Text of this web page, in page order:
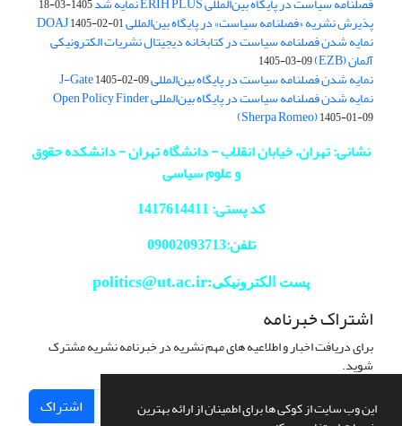
این وب سایت از کوکی ها برای اطمینان از ارائه بهترین
1405-03-18
پذیرش نشریه «فصلنامه سیاست» در پایگاه بین‌المللی DOAJ1405-02-01
نمایه شدن فصلنامه سیاست در کتابخانه دیجیتال نشریات الکترونیکی
آلمان (EZB) 1405-03-09
نمایه شدن فصلنامه سیاست در پایگاه بین‌المللی J-Gate1405-02-09
نمایه شدن فصلنامه سیاست در پایگاه بین‌المللی Open Policy Finder
(Sherpa Romeo)1405-01-09
نشانی: تهران، خیابان انقلاب - دانشگاه تهران - دانشکده حقوق
و علوم سیاسی
کد پستی: 1417614411
تلفن:09002093713
پست الکترونیکی:politics@ut.ac.ir
اشتراک خبرنامه
برای دریافت اخبار و اطلاعیه های مهم نشریه در خبرنامه نشریه مشترک
شوید.
اشتراک